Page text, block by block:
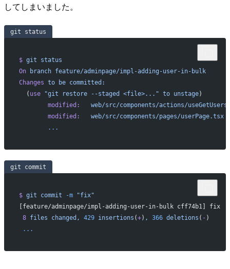
してしまいました。
git status
$ git status
On branch feature/adminpage/impl-adding-user-in-bulk
Changes to be committed:
  (
use "git restore --staged <file>..." to unstage)
        modified:
web/src/components/actions/
        modified:
   web/src/components/pages/userPage.tsx
        ...
git commit
$ git commit -m "fix"
[feature/adminpage/impl-adding-user-in-bulk cff74b1] fix
8 files changed, 429 insertions (+) , 366 deletions ( - )
...